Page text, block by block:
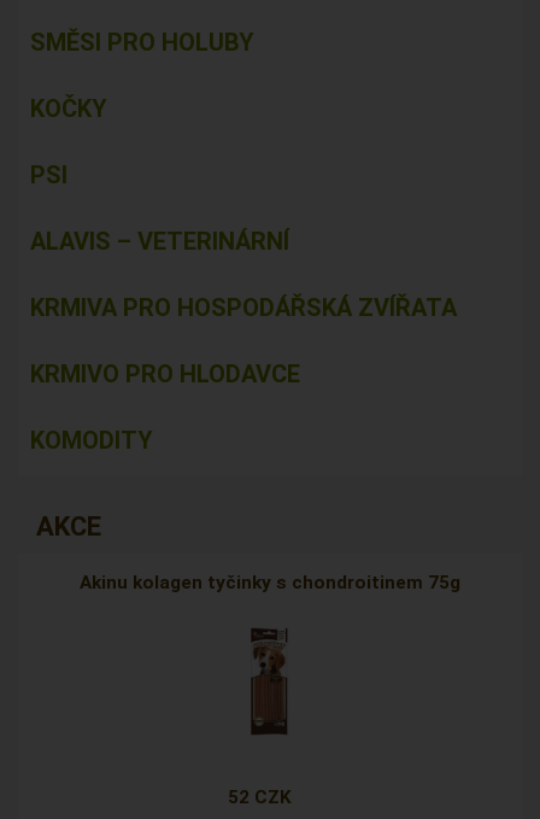
SMĚSI PRO HOLUBY
KOČKY
PSI
ALAVIS – VETERINÁRNÍ
KRMIVA PRO HOSPODÁŘSKÁ ZVÍŘATA
KRMIVO PRO HLODAVCE
KOMODITY
AKCE
Akinu kolagen tyčinky s chondroitinem 75g
52 CZK